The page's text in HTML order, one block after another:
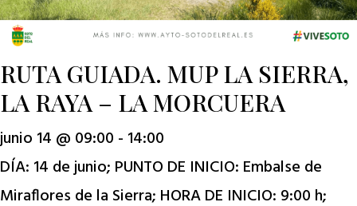
RUTA GUIADA. MUP LA SIERRA,
LA RAYA – LA MORCUERA
junio 14 @ 09:00 - 14:00
DÍA: 14 de junio; PUNTO DE INICIO: Embalse de
Miraflores de la Sierra; HORA DE INICIO: 9:00 h;